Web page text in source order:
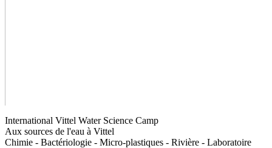
International Vittel Water Science Camp
Aux sources de l'eau à Vittel
Chimie - Bactériologie - Micro-plastiques - Rivière - Laboratoire